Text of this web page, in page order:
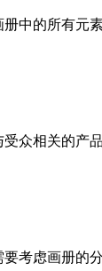
中的所有
众相关的
考虑画册的